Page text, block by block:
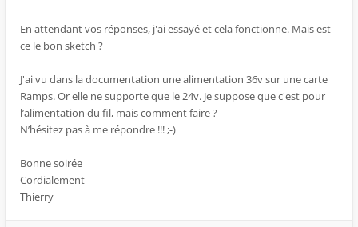
En attendant vos réponses, j'ai essayé et cela fonctionne. Mais est-
ce le bon sketch ?
J'ai vu dans la documentation une alimentation 36v sur une carte
Ramps. Or elle ne supporte que le 24v. Je suppose que c'est pour
l’alimentation du fil, mais comment faire ?
N’hésitez pas à me répondre !!! ;-)
Bonne soirée
Cordialement
Thierry